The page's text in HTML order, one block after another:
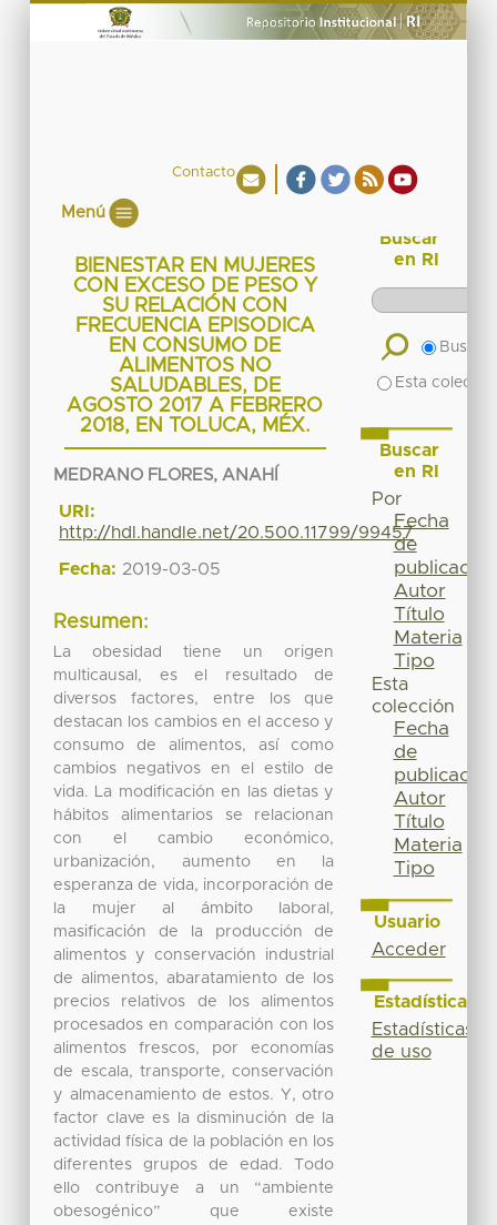
Contacto
Menú
BIENESTAR EN MUJERES
CON EXCESO DE PESO Y
SU RELACIÓN CON
FRECUENCIA EPISODICA
EN CONSUMO DE
ALIMENTOS NO
SALUDABLES, DE
AGOSTO 2017 A FEBRERO
2018, EN TOLUCA, MÉX.
MEDRANO FLORES, ANAHÍ
URI:
http://hdl.handle.net/20.500.11799/99457
Fecha: 2019-03-05
Resumen:
La obesidad tiene un origen
multicausal, es el resultado de
diversos factores, entre los que
destacan los cambios en el acceso y
consumo de alimentos, así como
cambios negativos en el estilo de
vida. La modificación en las dietas y
hábitos alimentarios se relacionan
con el cambio económico,
urbanización, aumento en la
esperanza de vida, incorporación de
la mujer al ámbito laboral,
masificación de la producción de
alimentos y conservación industrial
de alimentos, abaratamiento de los
precios relativos de los alimentos
procesados en comparación con los
alimentos frescos, por economías
de escala, transporte, conservación
y almacenamiento de estos. Y, otro
factor clave es la disminución de la
actividad física de la población en los
diferentes grupos de edad. Todo
ello contribuye a un “ambiente
obesogénico” que existe
Buscar
en RI
Buscar
Esta
Buscar
en RI
Por
Fecha
de
publicación
Autor
Título
Materia
Tipo
Esta
colección
Fecha
de
publicación
Autor
Título
Materia
Tipo
Usuario
Acceder
Estadísticas
Estadísticas
de uso